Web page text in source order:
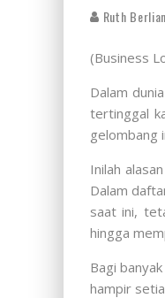
Ruth
(Business
Dalam
tertinggal
gelombang
Inilah
Dalam
saat ini,
hingga
Bagi
hampir